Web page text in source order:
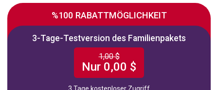
%100 RABATTMÖGLICHKEIT
3-Tage-Testversion des Familienpakets
1,00 $
Nur 0,00 $